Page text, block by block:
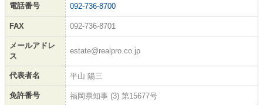
電話番号 092-736-8700
FAX 092-736-8701
メールアドレ
ス
estate@realpro.co.jp
代表者名 平山 陽三
免許番号 福岡県知事 (3) 第15677号